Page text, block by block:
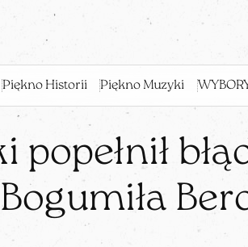
Piękno Historii Piękno Muzyki
popełnił
Bogumiła